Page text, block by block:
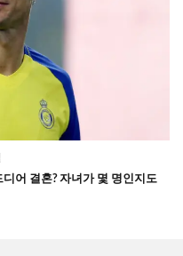
디어 결혼? 자녀가 몇 명인지도